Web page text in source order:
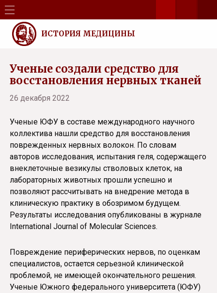
ИСТОРИЯ МЕДИЦИНЫ
Ученые создали средство для
восстановления нервных тканей
26 декабря 2022
Ученые ЮФУ в составе международного научного
коллектива нашли средство для восстановления
поврежденных нервных волокон. По словам
авторов исследования, испытания геля, содержащего
внеклеточные везикулы стволовых клеток, на
лабораторных животных прошли успешно и
позволяют рассчитывать на внедрение метода в
клиническую практику в обозримом будущем.
Результаты исследования опубликованы в журнале
International Journal of Molecular Sciences.
Повреждение периферических нервов, по оценкам
специалистов, остается серьезной клинической
проблемой, не имеющей окончательного решения.
Ученые Южного федерального университета (ЮФУ)